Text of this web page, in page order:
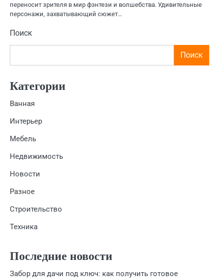
переносит зрителя в мир фэнтези и волшебства. Удивительные
персонажи, захватывающий сюжет…
Поиск
Поиск
Категории
Ванная
Интерьер
Мебель
Недвижимость
Новости
Разное
Строительство
Техника
Последние новости
Забор для дачи под ключ: как получить готовое